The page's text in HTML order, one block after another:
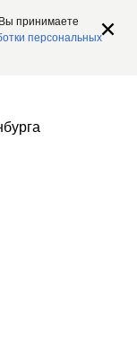
принимаете
персональных